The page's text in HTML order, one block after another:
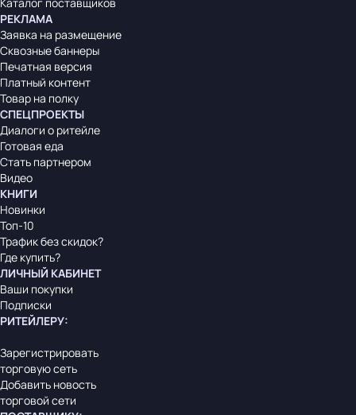
Каталог поставщиков
РЕКЛАМА
Заявка на размещение
Сквозные баннеры
Печатная версия
Платный контент
Товар на полку
СПЕЦПРОЕКТЫ
Диалоги о ритейле
Готовая еда
Стать партнером
Видео
КНИГИ
Новинки
Топ-10
Трафик без скидок?
Где купить?
ЛИЧНЫЙ КАБИНЕТ
Ваши покупки
Подписки
РИТЕЙЛЕРУ:
Зарегистрировать
торговую сеть
Добавить новость
торговой сети